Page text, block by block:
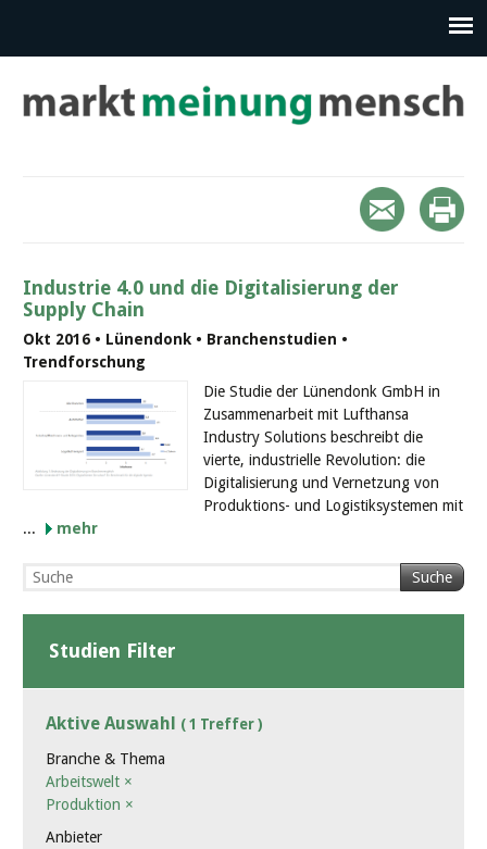
Industrie 4.0 und die Digitalisierung der
Supply Chain
Okt 2016 • Lünendonk • Branchenstudien •
Trendforschung
Die Studie der Lünendonk GmbH in
Zusammenarbeit mit Lufthansa
Industry Solutions beschreibt die
vierte, industrielle Revolution: die
Digitalisierung und Vernetzung von
Produktions- und Logistiksystemen mit
...
mehr
Suche
Studien Filter
Aktive Auswahl ( 1 Treffer )
Branche & Thema
Arbeitswelt ×
Produktion ×
Anbieter